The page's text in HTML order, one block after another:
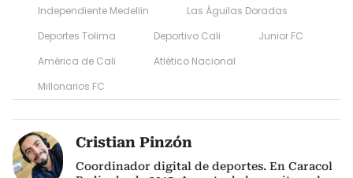
Independiente Medellin
Las Águilas Doradas
Deportes Tolima
Deportivo Cali
Junior FC
América de Cali
Atlético Nacional
Millonarios FC
Cristian Pinzón
Coordinador digital de deportes. En Caracol